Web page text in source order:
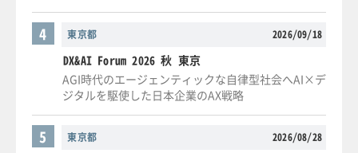
東京都 2026/09/18
4
DX&AI Forum 2026 秋 東京
AGI時代のエージェンティックな自律型社会へAI×デ
ジタルを駆使した日本企業のAX戦略
東京都 2026/08/28
5